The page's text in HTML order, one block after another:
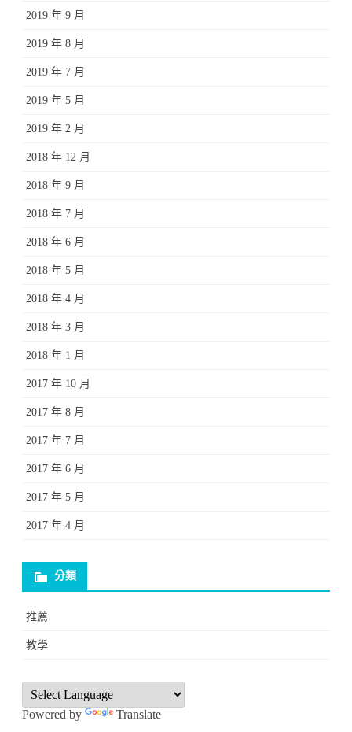
2019 年 9 月
2019 年 8 月
2019 年 7 月
2019 年 5 月
2019 年 2 月
2018 年 12 月
2018 年 9 月
2018 年 7 月
2018 年 6 月
2018 年 5 月
2018 年 4 月
2018 年 3 月
2018 年 1 月
2017 年 10 月
2017 年 8 月
2017 年 7 月
2017 年 6 月
2017 年 5 月
2017 年 4 月
分類
推薦
教學
Powered by Translate